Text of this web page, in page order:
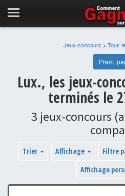
Jeux-concours > Tous
Prem.
Lux., les jeux-
terminés le
3 jeux-concours
Trier Affichage Filtre
Affichage